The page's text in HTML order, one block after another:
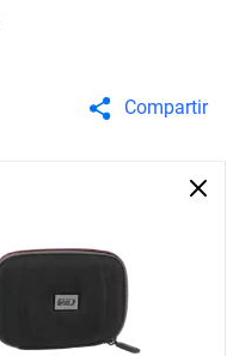
Compartir